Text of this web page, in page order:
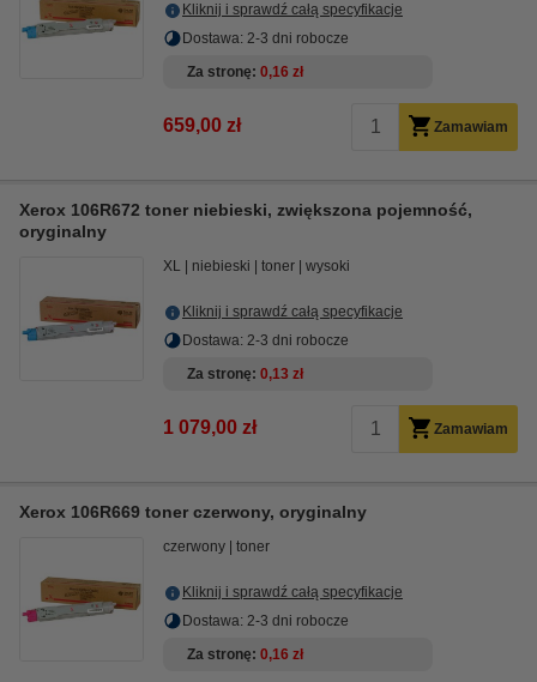
Kliknij i sprawdź całą specyfikacje
Dostawa: 2-3 dni robocze
Za stronę 0,16 zł
659,00 zł Zamawiam
Xerox 106R672 toner niebieski, zwiększona pojemność,
oryginalny
XL niebieski toner wysoki
Kliknij i sprawdź całą specyfikacje
Dostawa: 2-3 dni robocze
Za stronę 0,13 zł
1 079,00 zł Zamawiam
Xerox 106R669 toner czerwony, oryginalny
czerwony toner
Kliknij i sprawdź całą specyfikacje
Dostawa: 2-3 dni robocze
Za stronę 0,16 zł